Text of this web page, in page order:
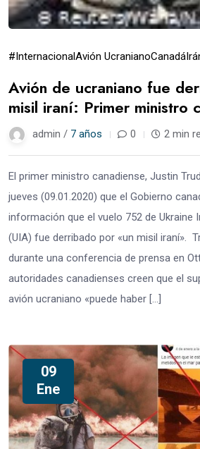
#InternacionalAvión UcranianoCanadá
Avión de ucraniano fue
misil iraní: Primer ministro
admin / 7 años 0 2 min
El primer ministro canadiense, Justin
jueves (09.01.2020) que el Gobierno
información que el vuelo 752 de Ukraine
(UIA) fue derribado por «un misil iraní».
durante una conferencia de prensa en
autoridades canadienses creen que el
avión ucraniano «puede haber […]
09
Ene